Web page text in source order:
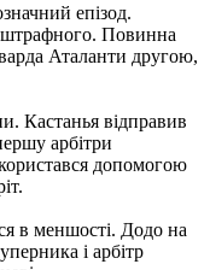
епізод.
штрафного. Повинна
Аталанти другою,
Кастанья відправив
арбітри
допомогою
в меншості. Додо на
і арбітр